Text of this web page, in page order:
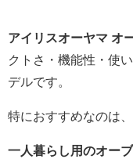
アイリスオーヤマ オ
クトさ・機能性・使
デルです。
特におすすめなのは
一人暮らし用のオー